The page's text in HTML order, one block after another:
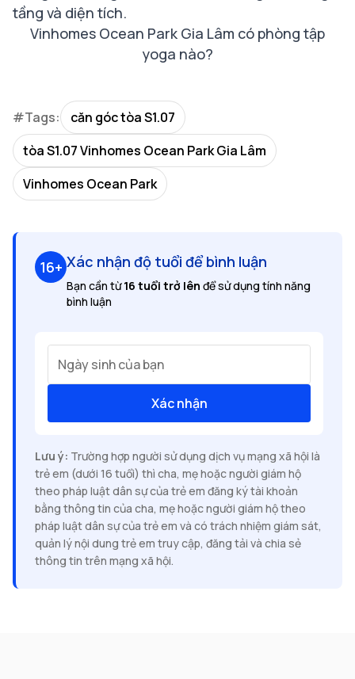
tầng và diện tích.
Vinhomes Ocean Park Gia Lâm có phòng tập
yoga nào?
#Tags:
căn góc tòa S1.07
tòa S1.07 Vinhomes Ocean Park Gia Lâm
Vinhomes Ocean Park
16+ Xác nhận độ tuổi để bình luận
Bạn cần từ16 tuổi trở lên để sử dụng tính năng
bình luận
Ngày sinh của bạn
Xác nhận
Lưu ý: Trường hợp người sử dụng dịch vụ mạng xã hội là
trẻ em (dưới 16 tuổi) thì cha, mẹ hoặc người giám hộ
theo pháp luật dân sự của trẻ em đăng ký tài khoản
bằng thông tin của cha, mẹ hoặc người giám hộ theo
pháp luật dân sự của trẻ em và có trách nhiệm giám sát,
quản lý nội dung trẻ em truy cập, đăng tải và chia sẻ
thông tin trên mạng xã hội.